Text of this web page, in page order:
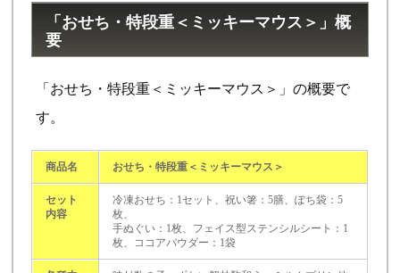
「おせち・特段重＜ミッキーマウス＞」概
要
「おせち・特段重＜ミッキーマウス＞」の概要で
す。
商品名 おせち・特段重＜ミッキーマウス＞
セット
内容
冷凍おせち：1セット、祝い箸：5膳、ぽち袋：5
枚、
手ぬぐい：1枚、フェイス型ステンシルシート：1
枚、ココアパウダー：1袋